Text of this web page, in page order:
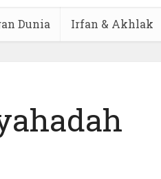
Dunia Irfan & Akhlak